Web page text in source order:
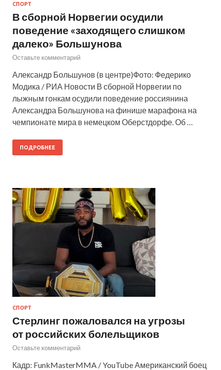
СПОРТ
В сборной Норвегии осудили
поведение «заходящего слишком
далеко» Большунова
Оставьте комментарий
Александр Большунов (в центре)Фото: Федерико
Модика / РИА Новости В сборной Норвегии по
лыжным гонкам осудили поведение россиянина
Александра Большунова на финише марафона на
чемпионате мира в немецком Оберстдорфе. Об …
ПОДРОБНЕЕ
СПОРТ
Стерлинг пожаловался на угрозы
от российских болельщиков
Оставьте комментарий
Кадр: FunkMasterMMA / YouTube Американский боец